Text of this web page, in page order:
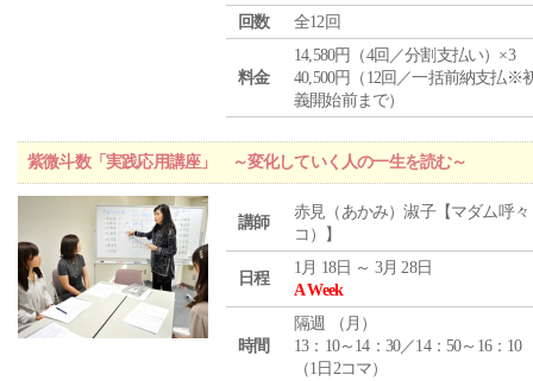
回数
全12回
料金
14,580円（4回／分割支払い）×3
40,500円（12回／一括前納支払※
義開始前まで）
紫微斗数「実践応用講座」 ～変化していく人の一生を読む～
講師
赤見（あかみ）淑子【マダム呼々
コ）】
日程
1月 18日 ～ 3月 28日
A Week
時間
隔週 （ 月 ）
13：10～14：30／14：50～16：10
（1日2コマ）